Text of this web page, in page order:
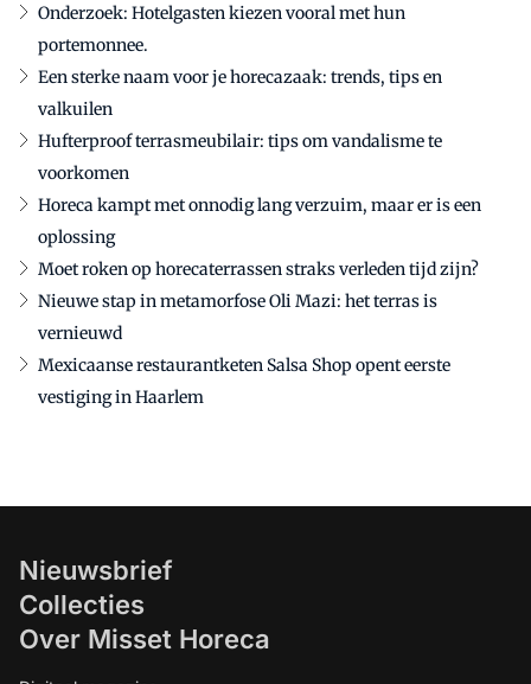
Onderzoek: Hotelgasten kiezen vooral met hun
portemonnee.
Een sterke naam voor je horecazaak: trends, tips en
valkuilen
Hufterproof terrasmeubilair: tips om vandalisme te
voorkomen
Horeca kampt met onnodig lang verzuim, maar er is een
oplossing
Moet roken op horecaterrassen straks verleden tijd zijn?
Nieuwe stap in metamorfose Oli Mazi: het terras is
vernieuwd
Mexicaanse restaurantketen Salsa Shop opent eerste
vestiging in Haarlem
Nieuwsbrief
Collecties
Over Misset Horeca